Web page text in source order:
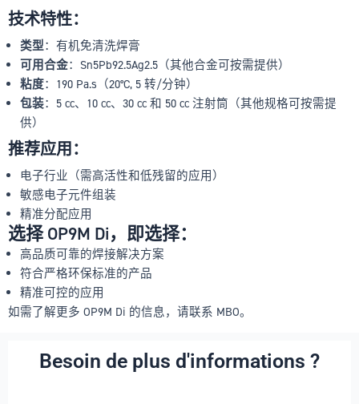
技术特性：
类型：有机免清洗焊膏
可用合金：Sn5Pb92.5Ag2.5（其他合金可按需提供）
粘度：190 Pa.s（20°C, 5 转/分钟）
包装：5 cc、10 cc、30 cc 和 50 cc 注射筒（其他规格可按需提
供）
推荐应用：
电子行业（需高活性和低残留的应用）
敏感电子元件组装
精准分配应用
选择 OP9M Di，即选择：
高品质可靠的焊接解决方案
符合严格环保标准的产品
精准可控的应用
如需了解更多 OP9M Di 的信息，请联系 MBO。
Besoin de plus d'informations ?